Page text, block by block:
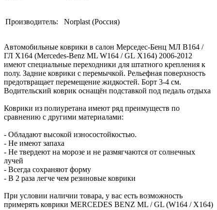
Производитель: Norplast (Россия)
Автомобильные коврики в салон Мерседес-Бенц МЛ В164 /
ГЛ Х164 (Mercedes-Benz ML W164 / GL X164) 2006-2012
имеют специальные переходники для штатного крепления к
полу. Задние коврики с перемычкой. Рельефная поверхность
предотвращает перемещение жидкостей. Борт 3-4 см.
Водительский коврик оснащён подставкой под педаль отдыха
Коврики из полиуретана имеют ряд преимуществ по
сравнению с другими материалами:
- Обладают высокой износостойкостью.
- Не имеют запаха
- Не твердеют на морозе и не размягчаются от солнечных
лучей
- Всегда сохраняют форму
- В 2 раза легче чем резиновые коврики
При условии наличии товара, у вас есть возможность
примерять коврики MERCEDES BENZ ML / GL (W164 / X164)